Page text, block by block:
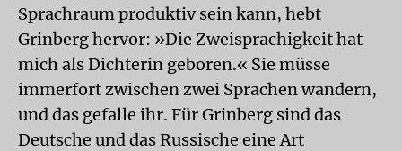
Sprachraum produktiv sein kann, hebt
Grinberg hervor: »Die Zweisprachigkeit hat
mich als Dichterin geboren.« Sie müsse
immerfort zwischen zwei Sprachen wandern,
und das gefalle ihr. Für Grinberg sind das
Deutsche und das Russische eine Art